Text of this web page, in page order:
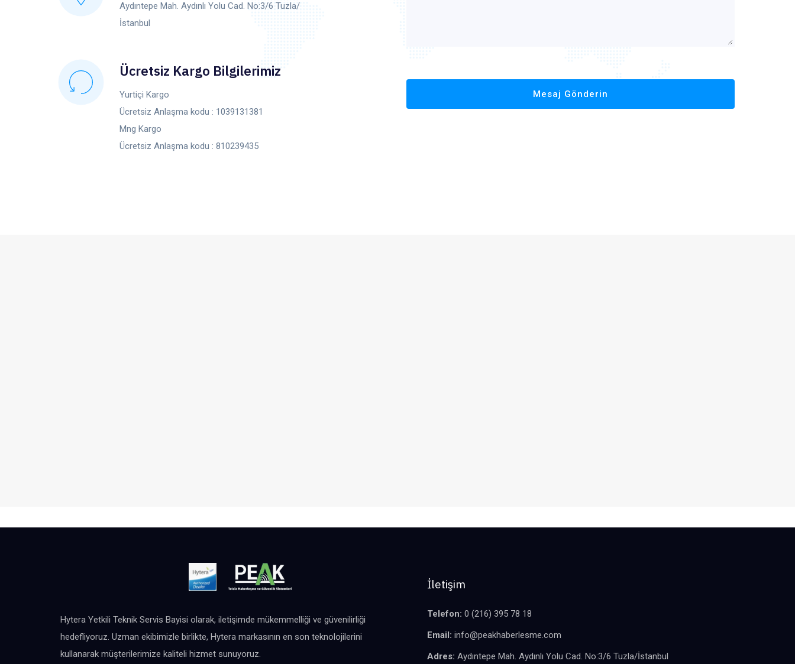
Aydıntepe Mah. Aydınlı Yolu Cad. No:3/6 Tuzla/
İstanbul
Ücretsiz Kargo Bilgilerimiz
Yurtiçi Kargo
Ücretsiz Anlaşma kodu : 1039131381
Mng Kargo
Ücretsiz Anlaşma kodu : 810239435
Hytera Yetkili Teknik Servis Bayisi olarak, iletişimde mükemmelliği ve güvenilirliği
hedefliyoruz. Uzman ekibimizle birlikte, Hytera markasının en son teknolojilerini
kullanarak müşterilerimize kaliteli hizmet sunuyoruz.
İletişim
Telefon: 0 (216) 395 78 18
Email: info@peakhaberlesme.com
Adres: Aydıntepe Mah. Aydınlı Yolu Cad. No:3/6 Tuzla/İstanbul